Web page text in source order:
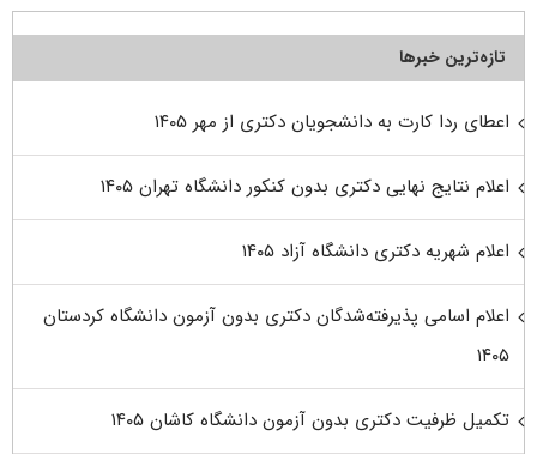
تازه‌ترین خبرها
اعطای ردا کارت به دانشجویان دکتری از مهر ۱۴۰۵
اعلام نتایج نهایی دکتری بدون کنکور دانشگاه تهران ۱۴۰۵
اعلام شهریه دکتری دانشگاه آزاد ۱۴۰۵
اعلام اسامی پذیرفته‌شدگان دکتری بدون آزمون دانشگاه کردستان
۱۴۰۵
تکمیل ظرفیت دکتری بدون آزمون دانشگاه کاشان ۱۴۰۵